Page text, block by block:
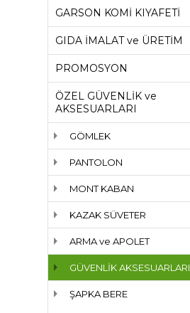
GARSON KOMİ KIYAFETİ
GIDA İMALAT ve ÜRETİM
PROMOSYON
ÖZEL GÜVENLİK ve
AKSESUARLARI
GÖMLEK
PANTOLON
MONT KABAN
KAZAK SÜVETER
ARMA ve APOLET
GÜVENLİK AKSESUARLARI
ŞAPKA BERE